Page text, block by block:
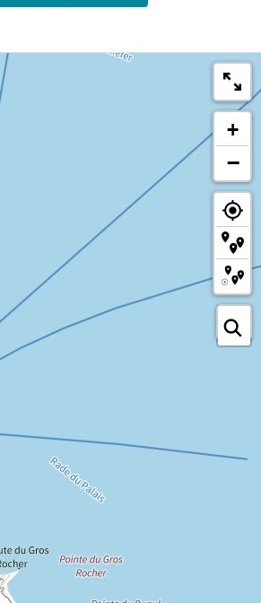
+
−